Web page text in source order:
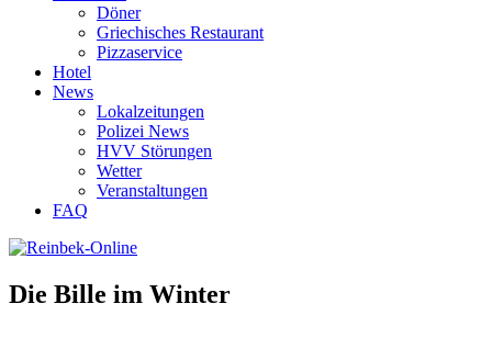
Döner
Griechisches Restaurant
Pizzaservice
Hotel
News
Lokalzeitungen
Polizei News
HVV Störungen
Wetter
Veranstaltungen
FAQ
Die Bille im Winter